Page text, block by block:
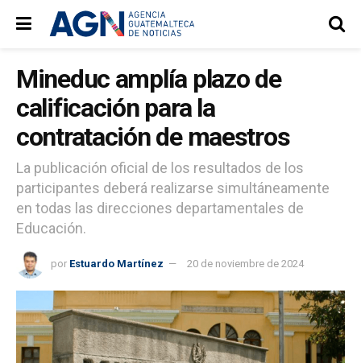
Mineduc amplía plazo de
calificación para la
contratación de maestros
La publicación oficial de los resultados de los
participantes deberá realizarse simultáneamente
en todas las direcciones departamentales de
Educación.
por Estuardo Martínez 20 de noviembre de 2024